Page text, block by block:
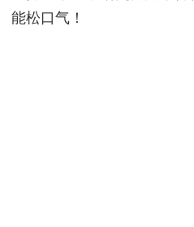
能松口气！